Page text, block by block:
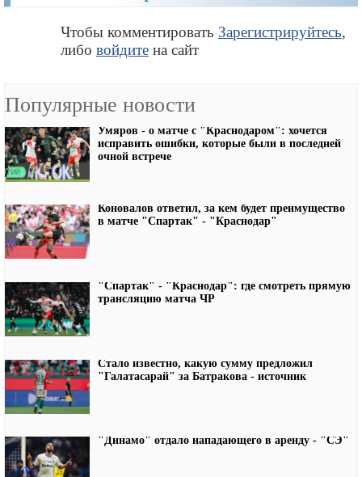
Чтобы комментировать Зарегистрируйтесь,
либо войдите на сайт
Популярные новости
Умяров - о матче с "Краснодаром": хочется
исправить ошибки, которые были в последней
очной встрече
Коновалов ответил, за кем будет преимущество
в матче "Спартак" - "Краснодар"
"Спартак" - "Краснодар": где смотреть прямую
трансляцию матча ЧР
Стало известно, какую сумму предложил
"Галатасарай" за Батракова - источник
"Динамо" отдало нападающего в аренду - "СЭ"